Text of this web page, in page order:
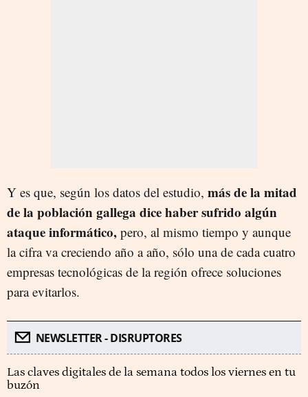
Y es que, según los datos del estudio, más de la mitad
de la población gallega dice haber sufrido algún
ataque informático, pero, al mismo tiempo y aunque
la cifra va creciendo año a año, sólo una de cada cuatro
empresas tecnológicas de la región ofrece soluciones
para evitarlos.
NEWSLETTER - DISRUPTORES
Las claves digitales de la semana todos los viernes en tu
buzón